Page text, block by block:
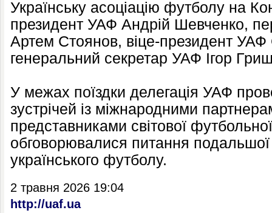
Українську асоціацію футболу на
президент УАФ Андрій Шевченко,
Артем Стоянов, віце-президент
генеральний секретар УАФ Ігор
У межах поїздки делегація УАФ
зустрічей із міжнародними
представниками світової
обговорювалися питання подальшої
українського футболу.
2 травня 2026 19:04
http://uaf.ua